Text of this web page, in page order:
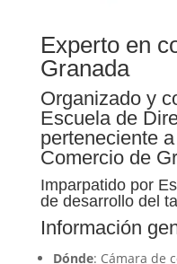
Experto en
Granada
Organizado y
Escuela de
perteneciente
Comercio de
Imparpatido por
de desarrollo del
Información
Dónde: Cámara de